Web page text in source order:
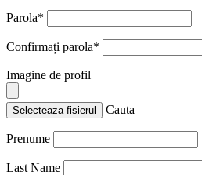
Parola*
Confirmați parola*
Imagine de profil
Selecteaza fisierul Cauta
Prenume
Last Name